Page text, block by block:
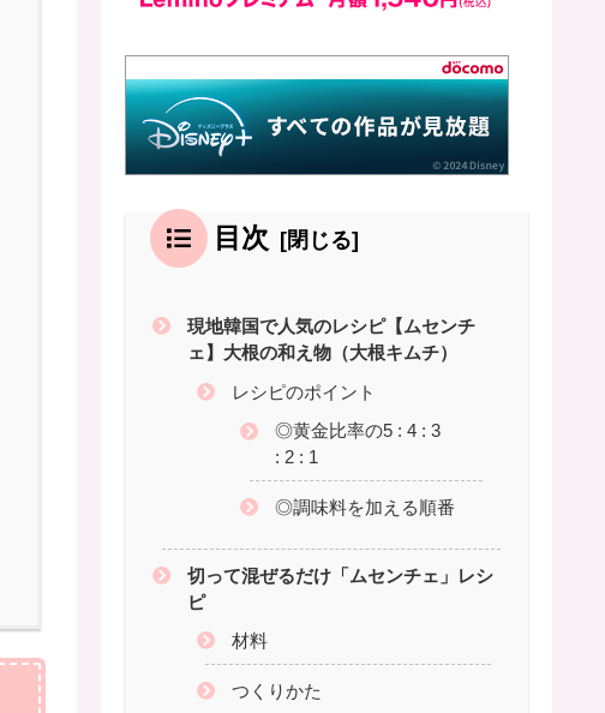
目次
現地韓国で人気のレシピ【ムセンチ
ェ】大根の和え物（大根キムチ）
レシピのポイント
◎黄金比率の5 : 4 : 3
: 2 : 1
◎調味料を加える順番
切って混ぜるだけ「ムセンチェ」レシ
ピ
材料
つくりかた